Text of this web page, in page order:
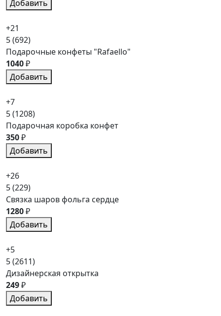
Добавить
+21
5(692)
Подарочные конфеты "Rafaello"
1040₽
Добавить
+7
5(1208)
Подарочная коробка конфет
350₽
Добавить
+26
5(229)
Связка шаров фольга сердце
1280₽
Добавить
+5
5(2611)
Дизайнерская открытка
249₽
Добавить